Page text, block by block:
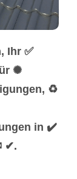
Ihr ✅
✺
♻
in ✔️
✔.